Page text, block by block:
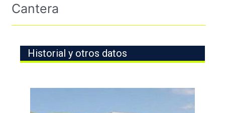
Cantera
Historial y otros datos